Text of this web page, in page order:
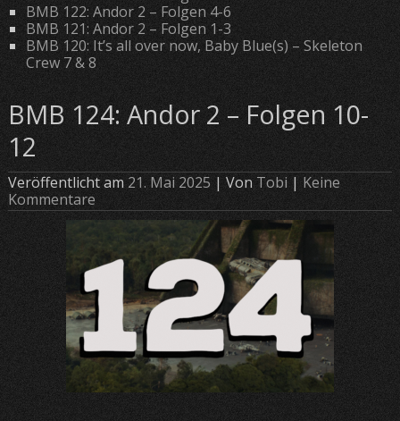
BMB 122: Andor 2 – Folgen 4-6
BMB 121: Andor 2 – Folgen 1-3
BMB 120: It’s all over now, Baby Blue(s) – Skeleton
Crew 7 & 8
BMB 124: Andor 2 – Folgen 10-
12
Veröffentlicht am 21. Mai 2025 | Von Tobi| Keine
Kommentare